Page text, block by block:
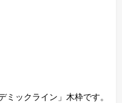
ミックライン」木枠です。